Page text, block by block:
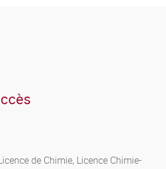
de Chimie, Licence Chimie-